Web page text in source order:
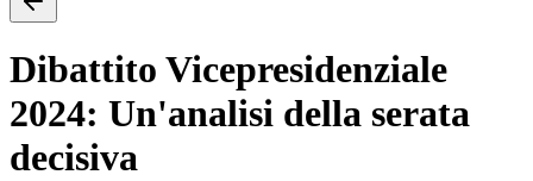
Dibattito Vicepresidenziale
2024: Un'analisi della serata
decisiva